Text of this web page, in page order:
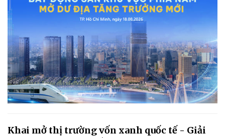
Khai mở thị trường vốn xanh quốc tế - Giải